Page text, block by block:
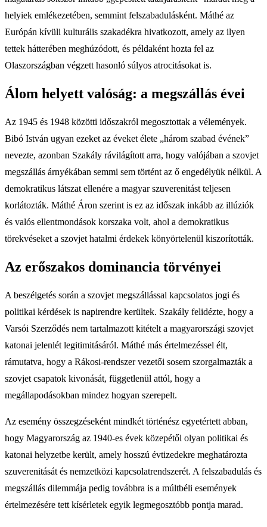
helyiek emlékezetében, semmint felszabadulásként. Máthé az
Európán kívüli kulturális szakadékra hivatkozott, amely az ilyen
tettek hátterében meghúzódott, és példaként hozta fel az
Olaszországban végzett hasonló súlyos atrocitásokat is.
Álom helyett valóság: a megszállás évei
Az 1945 és 1948 közötti időszakról megosztottak a vélemények.
Bibó István ugyan ezeket az éveket élete „három szabad évének”
nevezte, azonban Szakály rávilágított arra, hogy valójában a szovjet
megszállás árnyékában semmi sem történt az ő engedélyük nélkül. A
demokratikus látszat ellenére a magyar szuverenitást teljesen
korlátozták. Máthé Áron szerint is ez az időszak inkább az illúziók
és valós ellentmondások korszaka volt, ahol a demokratikus
törekvéseket a szovjet hatalmi érdekek könyörtelenül kiszorították.
Az erőszakos dominancia törvényei
A beszélgetés során a szovjet megszállással kapcsolatos jogi és
politikai kérdések is napirendre kerültek. Szakály felidézte, hogy a
Varsói Szerződés nem tartalmazott kitételt a magyarországi szovjet
katonai jelenlét legitimitásáról. Máthé más értelmezéssel élt,
rámutatva, hogy a Rákosi-rendszer vezetői sosem szorgalmazták a
szovjet csapatok kivonását, függetlenül attól, hogy a
megállapodásokban mindez hogyan szerepelt.
Az esemény összegzéseként mindkét történész egyetértett abban,
hogy Magyarország az 1940-es évek közepétől olyan politikai és
katonai helyzetbe került, amely hosszú évtizedekre meghatározta
szuverenitását és nemzetközi kapcsolatrendszerét. A felszabadulás és
megszállás dilemmája pedig továbbra is a múltbéli események
értelmezésére tett kísérletek egyik legmegosztóbb pontja marad.